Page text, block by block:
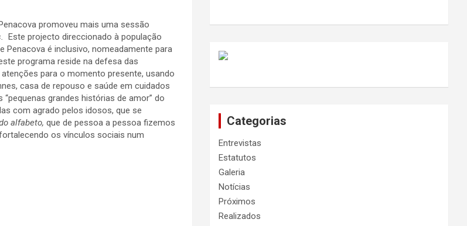
promoveu mais uma sessão
Este projecto direccionado à população
Penacova é inclusivo, nomeadamente para
programa reside na defesa das
para o momento presente, usando
casa de repouso e saúde em cuidados
grandes histórias de amor” do
com agrado pelos idosos, que se
alfabeto, que de pessoa a pessoa fizemos
os vínculos sociais num
Categorias
Entrevistas
Estatutos
Galeria
Notícias
Próximos
Realizados